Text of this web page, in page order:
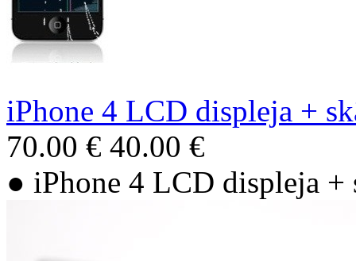
iPhone 4 LCD displeja +
70.00 € 40.00 €
● iPhone 4 LCD displeja